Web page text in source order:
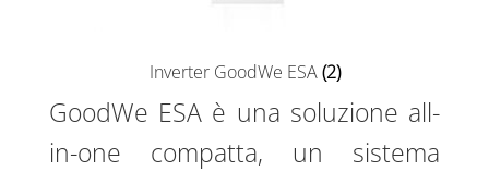
Inverter GoodWe ESA(2)
GoodWe ESA è una soluzione all-
in-one compatta, un sistema